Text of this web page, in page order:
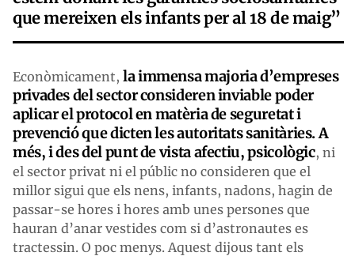
que mereixen els infants per al 18 de maig”
Econòmicament, la immensa majoria d’empreses
privades del sector consideren inviable poder
aplicar el protocol en matèria de seguretat i
prevenció que dicten les autoritats sanitàries. A
més, i des del punt de vista afectiu, psicològic, ni
el sector privat ni el públic no consideren que el
millor sigui que els nens, infants, nadons, hagin de
passar-se hores i hores amb unes persones que
hauran d’anar vestides com si d’astronautes es
tractessin. O poc menys. Aquest dijous tant els